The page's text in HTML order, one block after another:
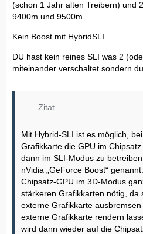
(schon 1 Jahr alten Treibern) und
9400m und 9500m
Kein Boost mit HybridSLI.
DU hast kein reines SLI was 2
miteinander verschaltet sondern
Zitat
Mit Hybrid-SLI ist es möglich,
Grafikkarte die GPU im
dann im SLI-Modus zu
nVidia „GeForce Boost“
Chipsatz-GPU im 3D-Modus
stärkeren Grafikkarten nötig, da
externe Grafikkarte
externe Grafikkarte rendern
wird dann wieder auf die